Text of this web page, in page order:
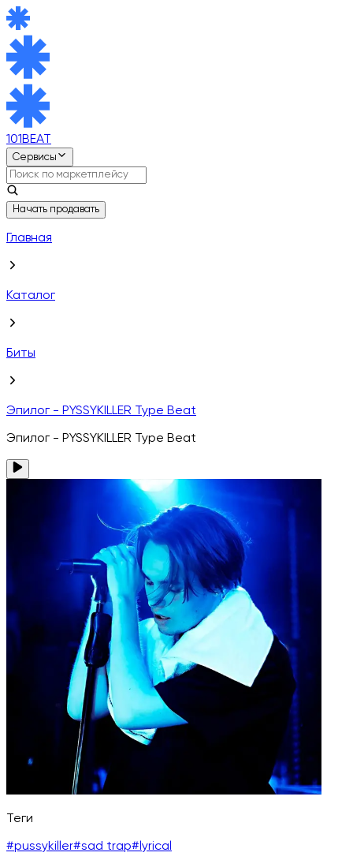
101BEAT
Сервисы
Начать продавать
Главная
Каталог
Биты
Эпилог - PYSSYKILLER Type Beat
Эпилог - PYSSYKILLER Type Beat
Теги
#pussykiller#sad trap# lyrical